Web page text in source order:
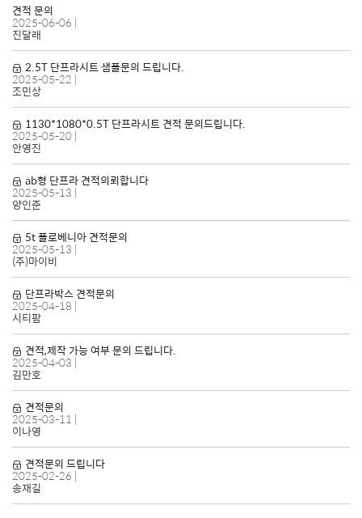
견적 문의
2025-06-06 |
진달래
2.5T 단프라시트 샘플문의 드립니다.
2025-05-22 |
조민상
1130*1080*0.5T 단프라시트 견적 문의드립니다.
2025-05-20|
안영진
ab형 단프라 견적의뢰합니다
2025-05-13 |
양인준
5t 플로베니아 견적문의
2025-05-13 |
(주)마이비
단프라박스 견적문의
2025-04-18 |
시티팜
견적,제작 가능 여부 문의 드립니다.
2025-04-03 |
김만호
견적문의
2025-03-11 |
이나영
견적문의 드립니다
2025-02-26 |
송재길